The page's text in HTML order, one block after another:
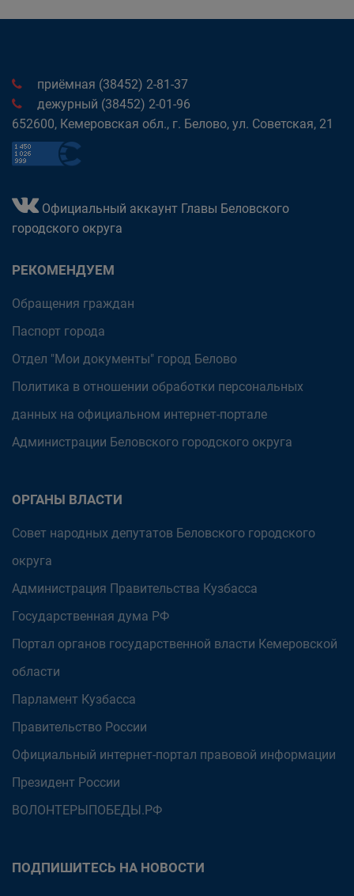
приёмная (38452) 2-81-37
дежурный (38452) 2-01-96
652600, Кемеровская обл., г. Белово, ул. Советская, 21
Официальный аккаунт Главы Беловского
городского округа
РЕКОМЕНДУЕМ
Обращения граждан
Паспорт города
Отдел "Мои документы" город Белово
Политика в отношении обработки персональных
данных на официальном интернет-портале
Администрации Беловского городского округа
ОРГАНЫ ВЛАСТИ
Совет народных депутатов Беловского городского
округа
Администрация Правительства Кузбасса
Государственная дума РФ
Портал органов государственной власти Кемеровской
области
Парламент Кузбасса
Правительство России
Официальный интернет-портал правовой информации
Президент России
ВОЛОНТЕРЫПОБЕДЫ.РФ
ПОДПИШИТЕСЬ НА НОВОСТИ